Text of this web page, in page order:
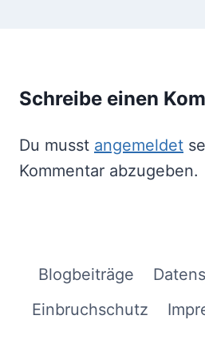
Schreibe einen
Du musst angemeldet
Kommentar abzugeben.
Blogbeiträge
Einbruchschutz